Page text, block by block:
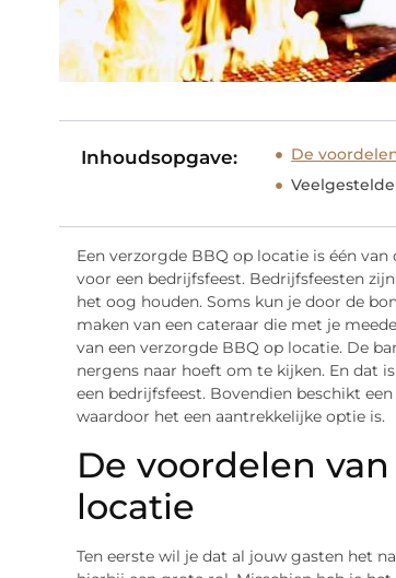
Inhoudsopgave:
De
Een verzorgde BBQ op locatie is één
voor een bedrijfsfeest. Bedrijfsfeesten
het oog houden. Soms kun je door de
maken van een cateraar die met je
van een verzorgde BBQ op locatie. De
nergens naar hoeft om te kijken. En dat
een bedrijfsfeest. Bovendien beschikt
waardoor het een aantrekkelijke optie is.
De voordelen
locatie
Ten eerste wil je dat al jouw gasten het